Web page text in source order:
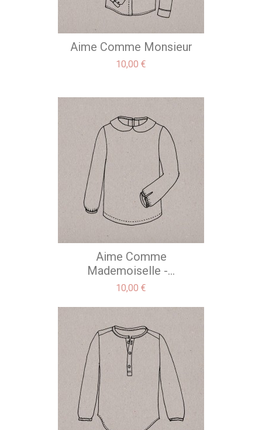
Aime Comme Monsieur
Precio
10,00 €
Aime Comme
Mademoiselle -...
Precio
10,00 €